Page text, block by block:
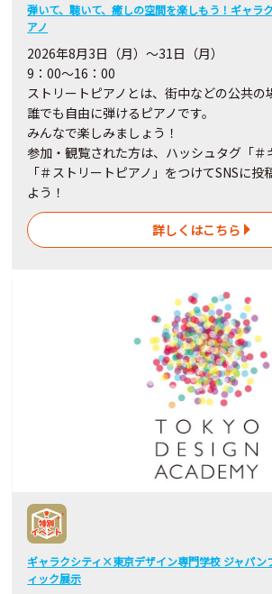
弾いて、聴いて、癒しの空間を楽しもう！ギャラ
アノ
2026年8月3日（月）～31日（月）
9：00～16：00
ストリートピアノとは、街中などの公共の
誰でも自由に弾けるピアノです。
みんなで楽しみましょう！
参加・観覧された方は、ハッシュタグ「＃
「＃ストリートピアノ」をつけてSNSに投
よう！
詳しくはこちら
ギャラクシティ×東京デザイン専門学校 ジャパン
ィック展示